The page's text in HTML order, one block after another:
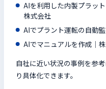
AIを利用した内製プラッ
株式会社
AIでプラント運転の自動
AIでマニュアルを作成｜
自社に近い状況の事例を参
り具体化できます。